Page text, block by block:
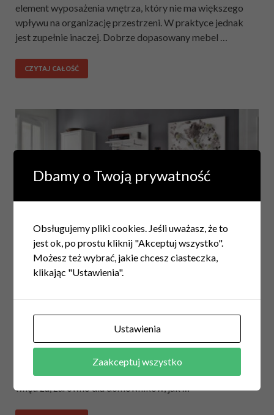
element wyposażenia wnętrza, który nie ma większego
wpływu na organizację przestrzeni. W praktyce jednak
jest zupełnie inaczej. Dobrze dopasowany mebel …
CZYTAJ CAŁOŚĆ
PRZEDPOKÓJ/ WNĘTRZA
Wieszak w przedpokoju to nie tylko praktyczny element
wyposażenia – to także wizytówka naszego domu. To
właśnie on jako pierwszy przykuwa uwagę po wejściu do
wnętrza, zarówno dla domowników, jak …
Dbamy o Twoją prywatność
Obsługujemy pliki cookies. Jeśli uważasz, że to
jest ok, po prostu kliknij "Akceptuj wszystko".
Możesz też wybrać, jakie chcesz ciasteczka,
klikając "Ustawienia".
Ustawienia
Zaakceptuj wszystko